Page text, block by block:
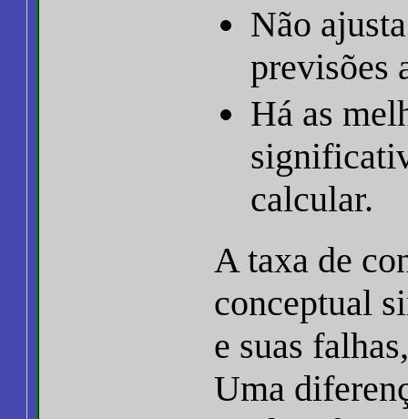
Não
previsões
Há as
calcular.
A taxa de
conceptual
e suas
Uma